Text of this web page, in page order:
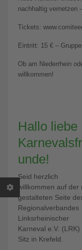
nachhaltig vernetzen
Tickets:
Eintritt: 15 € –
Ob am Niederrhein
willkommen!
Hallo liebe
unde!
Seid herzlich
willkommen auf der
gestalteten Seite
Regionalverbandes
Linksrheinischer
Karneval e.V. (LRK)
Sitz in Krefeld.